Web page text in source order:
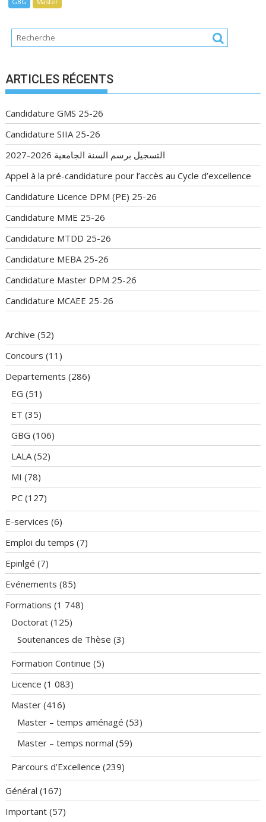
ARTICLES RÉCENTS
Candidature GMS 25-26
Candidature SIIA 25-26
التسجيل برسم السنة الجامعية 2026-2027
Appel à la pré-candidature pour l’accès au Cycle d’excellence
Candidature Licence DPM (PE) 25-26
Candidature MME 25-26
Candidature MTDD 25-26
Candidature MEBA 25-26
Candidature Master DPM 25-26
Candidature MCAEE 25-26
Archive (52)
Concours (11)
Departements (286)
EG (51)
ET (35)
GBG (106)
LALA(52)
MI (78)
PC (127)
E-services (6)
Emploi du temps (7)
Epinlgé (7)
Evénements (85)
Formations (1 748)
Doctorat (125)
Soutenances de Thèse (3)
Formation Continue (5)
Licence (1 083)
Master (416)
Master – temps aménagé (53)
Master – temps normal (59)
Parcours d’Excellence (239)
Général (167)
Important (57)